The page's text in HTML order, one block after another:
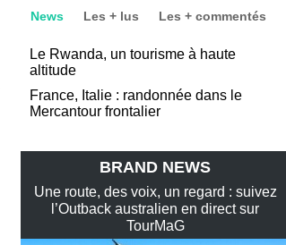
News Les + lus Les + commentés
Le Rwanda, un tourisme à haute
altitude
France, Italie : randonnée dans le
Mercantour frontalier
BRAND NEWS
Une route, des voix, un regard : suivez
l’Outback australien en direct sur
TourMaG